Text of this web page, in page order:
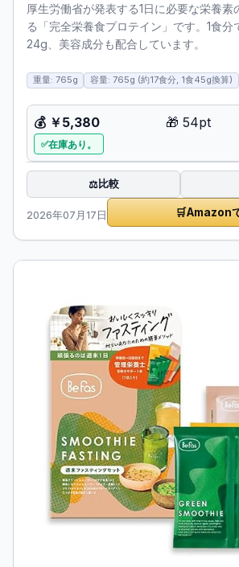
厚生労働省が発表する1日に必要な栄養素
る「完全栄養食プロテイン」です。1食分
24g、美容成分も配合しています。
重量: 765g 容量: 765g (約17食分, 1食45g換算)
💰 ￥5,380 🎁 54pt
在庫あり。
⚖️比較
2026年07月17日 🛒Amazon